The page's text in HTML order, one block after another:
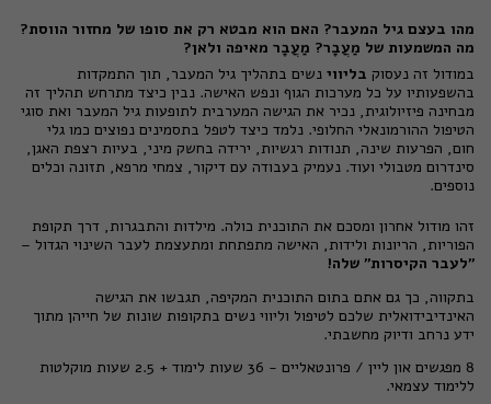
מהו בעצם גיל המעבר? האם הוא מבטא רק את סופו של מחזור הווסת?
מה המשמעות של מַעֲבָר? מַעֲבָר מאיפה ולאן?
במודול זה נעסוק בליווי נשים בתהליך גיל המעבר, תוך התמקדות
בהשפעותיו על כל מערכות הגוף ונפש האישה. נבין כיצד מתרחש תהליך זה
מבחינה פיזיולוגית, נכיר את הגישה המערבית לתופעות גיל המעבר ואת סוגי
הטיפול ההורמונאלי החלופי. נלמד כיצד לטפל בתסמינים נפוצים כמו גלי
חום, הפרעות שינה, תנודות רגשיות, ירידה בחשק מיני, בעיות רצפת האגן,
סינדרום מטבולי ועוד. נעמיק בעבודה עם דיקור, צמחי מרפא, תזונה וכלים
נוספים.
זהו מודול אחרון ומסכם את התוכנית כולה. מילדות והתבגרות, דרך תקופת
הפוריות, הריונות ולידות, האישה מתפתחת ומתעצמת לעבר השינוי הגדול –
"לעבר הקיסרות" שלה!
בתקווה, כך גם אתם בתום התוכנית המקיפה, תגבשו את הגישה
האינדיבידואלית שלכם לטיפול וליווי נשים בתקופות שונות של חייהן מתוך
ידע נרחב ודיוק מחשבתי.
8 מפגשים און ליין / פרונטאליים - 36 שעות לימוד + 2.5 שעות מוקלטות
ללימוד עצמאי.